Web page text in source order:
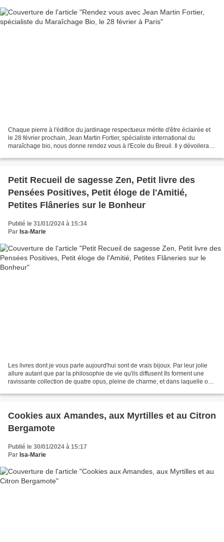
Chaque pierre à l'édifice du jardinage respectueux mérite d'être éclairée et
le 28 février prochain, Jean Martin Fortier, spécialiste international du
maraîchage bio, nous donne rendez vous à l'Ecole du Breuil. Il y dévoilera
Petit Recueil de sagesse Zen, Petit livre des
Pensées Positives, Petit éloge de l'Amitié,
Petites Flâneries sur le Bonheur
Publié le 31/01/2024 à 15:34
Par Isa-Marie
Les livres dont je vous parle aujourd'hui sont de vrais bijoux. Par leur jolie
allure autant que par la philosophie de vie qu'ils diffusent Ils forment une
ravissante collection de quatre opus, pleine de charme, et dans laquelle on
Cookies aux Amandes, aux Myrtilles et au Citron
Bergamote
Publié le 30/01/2024 à 15:17
Par Isa-Marie